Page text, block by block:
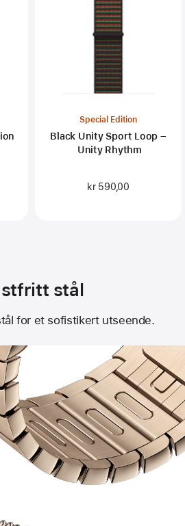
Special Edition
Black Unity Sport Loop –
Unity Rhythm
kr 590,00
stål
for et sofistikert utseende.